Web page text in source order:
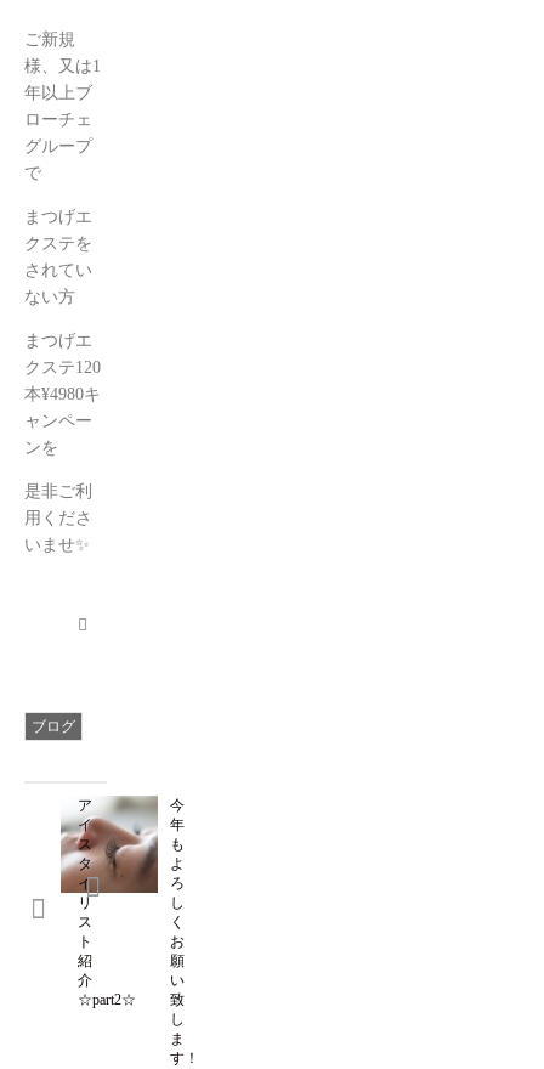
ご新規
様、又は1
年以上ブ
ローチェ
グループ
で
まつげエ
クステを
されてい
ない方
まつげエ
クステ120
本¥4980キ
ャンペー
ンを
是非ご利
用くださ
いませ✨
ブログ
今
年
も
よ
ろ
し
く
お
願
い
致
し
ま
す！
ア
イ
ス
タ
イ
リ
ス
ト
紹
介
☆part2☆